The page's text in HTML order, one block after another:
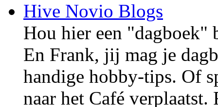
Hive Novio Blogs
Hou hier een "dagboek"
En Frank, jij mag je
handige hobby-tips. Of
naar het Café verplaatst.